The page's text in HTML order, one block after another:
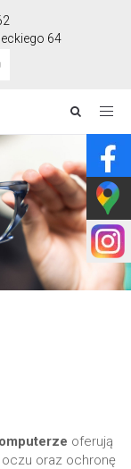
64
oferują
oraz ochronę